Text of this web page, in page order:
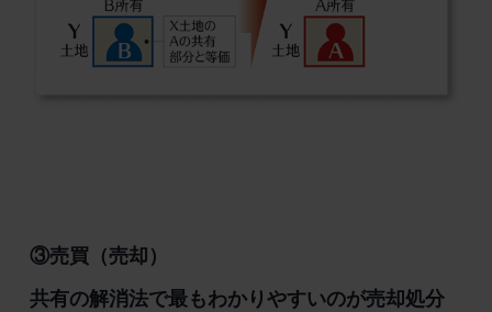
③売買（売却）
共有の解消法で最もわかりやすいのが売却処分